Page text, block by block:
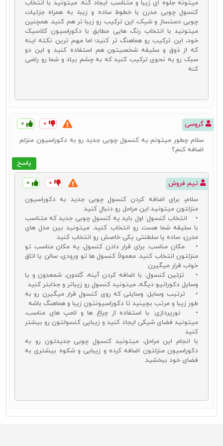
محصولات کنسول چوبیباشید.
نکات مهمی که می‌تواند برای شما راهنمای خرید میز کنسول چوبی باشد:
در زمان خرید بهتر است به جای اینکه بدون هدف در جستجوی
محصولات مختلف باشید، ابتدا با تکیه بر نوع دکوراسیون منزل خود خرید
خود را هدفمند کنید در واقع باید در همان ابتدا، نوع کنسول و رنگ
موردنظرتان را انتخاب کرده و بعد شروع به جستجوی محصول کنید.
همچنین طرح و مدل انتخاب شده باید بر اساس محل استفاده از این
محصول باشد. مثلاً اگر می‌خواهید در اتاق خواب از این محصول استفاده
کنید بهتر است به فضاهای موجود در آن نیز دقت کرده و هرچقدر تعداد
کشوها بیشتر باشد، استفاده از این محصول بهینه‌تر نیز خواهد شد.
بیشتر از اینکه به فکر خرید محصولاتی با طرح‌های چند وجهی باشید،
بهتر است سراغ محصولاتی بروید که طرح روی آنها با سایرمحصولات
دکوراتیوخانه هماهنگ باشد.
همچنین بهتر است در زمان خرید متناسب با بودجه مورد نظر محصولات
را مشاهده کنید تا در وقت خود نیز نهایت صرفه‌جویی را داشته باشید.
میتونه جلوه ای زیبا و متناسب ایجاد کنه. میتونید با انتخاب
کنسول چوبی مدرن با خطوط ساده و زیبا، به همراه جزئیات
چوبی دستساز و شیک، این ترکیب رو زیبا تر هم کنید. همچنین
میتونید با انتخاب رنگ هایی مطابق با دکوراسیون کلاسیک
خود، این ترکیب رو هماهنگ تر کنید؛ اما مهم ترین نکته اینه
که از ذوق و سلیقه شخصیتون هم استفاده کنید و این دو
سبک رو به نحوی ترکیب کنید که به چشم بیاد و شما رو راضی
کنه
گروسی ۰ ۰
پاسخ
سلام چطور میتونم یه کنسول چوبی جدید رو به دکوراسیون منزلم
اضافه کنم؟
تیم فروش ۰ ۰
سلام، برای اضافه کردن کنسول چوبی جدید به دکوراسیون
منزلتون میتونید این مراحل رو دنبال کنید:
• انتخاب کنسول: اول باید یه کنسول چوبی جدید که متناسب
با سلیقه شما هست رو انتخاب کنید. میتونید بین مدل های
مدرن، ساده یا سلطنتی یکی خاصش رو انتخاب کنید
• مکان مناسب: برای قرار دادن کنسول، یه مکان مناسب تو
منزلتون انتخاب کنید. معمولاً کنسول ها تو ورودی، سالن یا اتاق
خواب قرار میگیرن
• تزئین کنسول: با اضافه کردن آینه، گلدون، شمعدون و یا
وسایل دکوراتیو دیگه، میتونید کنسول رو زیباتر و جذابتر کنید
• ترتیب وسایل: وسایلی که روی کنسول قرار میگیرن رو به
طور زیبا و مرتب بچینید تا دکوراسیونتون زیبا و هماهنگ باشه
• نورپردازی: با استفاده از چراغ ها و لامپ های مناسب،
میتونید فضای شیکی ایجاد کنید و زیبایی کنسولتون رو بیشتر
کنید
با انجام این مراحل، میتونید کنسول چوبی جدیدتون رو به
دکوراسیون منزلتون اضافه کرده و زیبایی و شکوه بیشتری به
فضای خود ببخشید